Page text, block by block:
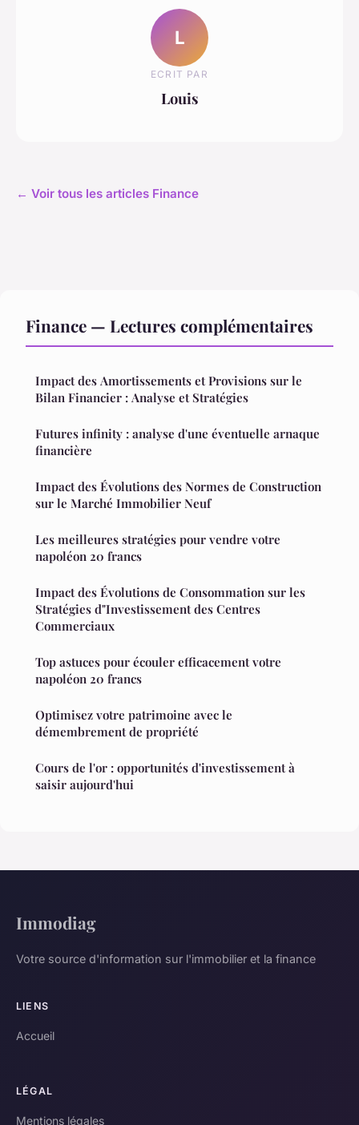
L
ECRIT PAR
Louis
← Voir tous les articles Finance
Finance — Lectures complémentaires
Impact des Amortissements et Provisions sur le
Bilan Financier : Analyse et Stratégies
Futures infinity : analyse d'une éventuelle arnaque
financière
Impact des Évolutions des Normes de Construction
sur le Marché Immobilier Neuf
Les meilleures stratégies pour vendre votre
napoléon 20 francs
Impact des Évolutions de Consommation sur les
Stratégies d"Investissement des Centres
Commerciaux
Top astuces pour écouler efficacement votre
napoléon 20 francs
Optimisez votre patrimoine avec le
démembrement de propriété
Cours de l'or : opportunités d'investissement à
saisir aujourd'hui
Immodiag
Votre source d'information sur l'immobilier et la finance
LIENS
Accueil
LÉGAL
Mentions légales